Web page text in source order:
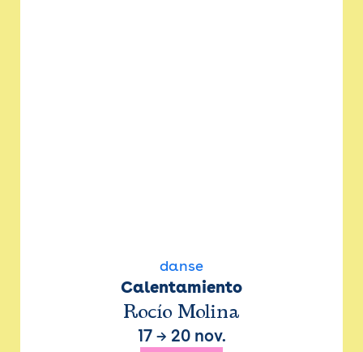
danse
Calentamiento
Rocío Molina
17→ 20 nov.